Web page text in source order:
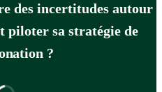
des incertitudes autour
piloter sa stratégie de
?